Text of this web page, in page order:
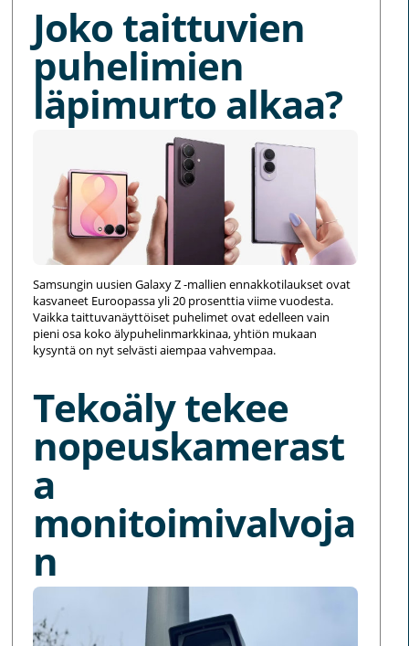
Joko taittuvien
puhelimien
läpimurto alkaa?
Samsungin uusien Galaxy Z -mallien ennakkotilaukset ovat
kasvaneet Euroopassa yli 20 prosenttia viime vuodesta.
Vaikka taittuvanäyttöiset puhelimet ovat edelleen vain
pieni osa koko älypuhelinmarkkinaa, yhtiön mukaan
kysyntä on nyt selvästi aiempaa vahvempaa.
Tekoäly tekee
nopeuskamerast
a
monitoimivalvoja
n